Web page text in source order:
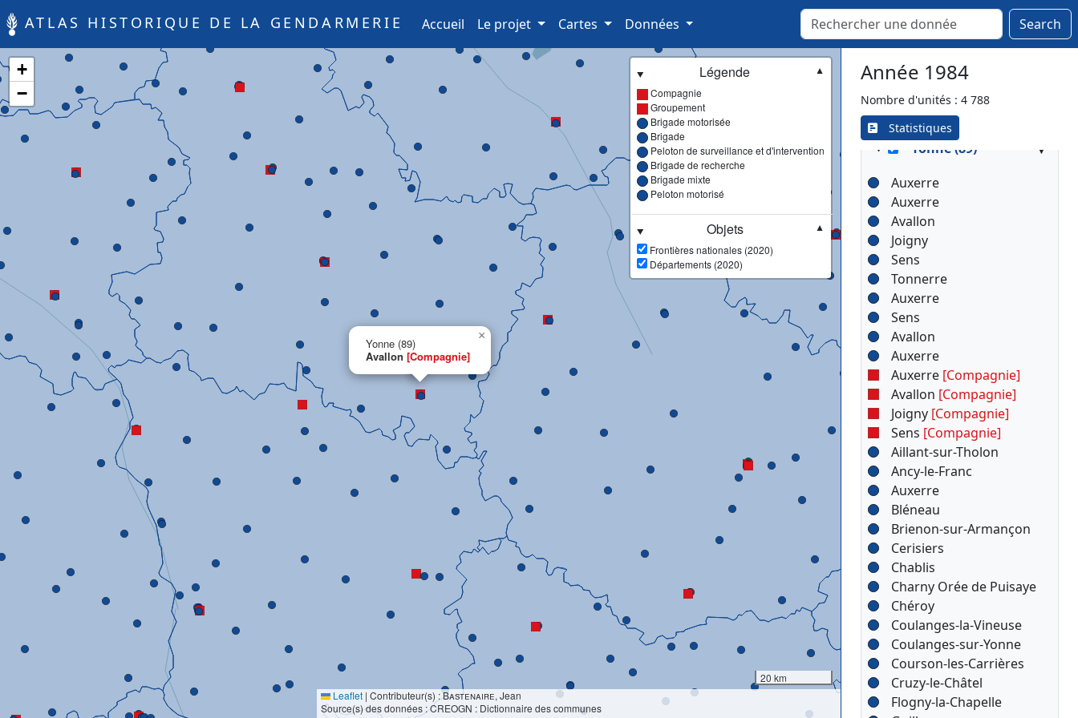
ATLAS HISTORIQUE DE LA GENDARMERIE Accueil (current)
Le projet Cartes Données Search
Yonne (89)
Avallon [Compagnie]
×
+
−
Légende
▼
Compagnie
Groupement
Brigade motorisée
Brigade
Peloton de surveillance et d'intervention
Brigade de recherche
Brigade mixte
Peloton motorisé
Objets
▼
Frontières nationales (2020)
Départements (2020)
20 km
Leaflet | Contributeur(s) :Bastenaire, Jean
Source(s) des données : CREOGN : Dictionnaire des communes
Année 1984
Nombre d'unités : 4 788
Statistiques
Thaon-les-Vosges
Vagney
Vittel
Xertigny
Yonne (89) ▾
Auxerre
Auxerre
Avallon
Joigny
Sens
Tonnerre
Auxerre
Sens
Avallon
Auxerre
Auxerre [Compagnie]
Avallon [Compagnie]
Joigny [Compagnie]
Sens [Compagnie]
Aillant-sur-Tholon
Ancy-le-Franc
Auxerre
Bléneau
Brienon-sur-Armançon
Cerisiers
Chablis
Charny Orée de Puisaye
Chéroy
Coulanges-la-Vineuse
Coulanges-sur-Yonne
Courson-les-Carrières
Cruzy-le-Châtel
Flogny-la-Chapelle